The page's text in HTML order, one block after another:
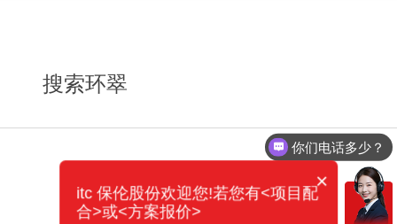
搜索环翠
你们电话多少？
×
itc 保伦股份欢迎您!若您有<项目配
合>或<方案报价>